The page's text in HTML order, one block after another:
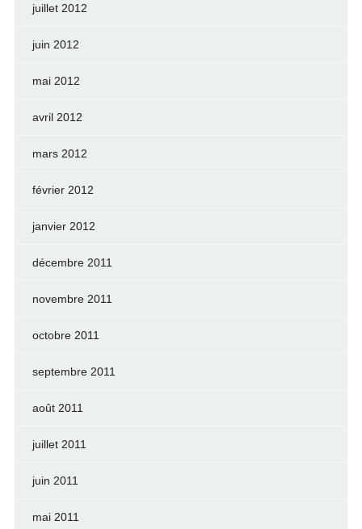
juillet 2012
juin 2012
mai 2012
avril 2012
mars 2012
février 2012
janvier 2012
décembre 2011
novembre 2011
octobre 2011
septembre 2011
août 2011
juillet 2011
juin 2011
mai 2011